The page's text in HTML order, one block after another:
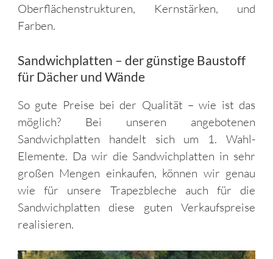
Oberflächenstrukturen, Kernstärken, und
Farben.
Sandwichplatten – der günstige Baustoff
für Dächer und Wände
So gute Preise bei der Qualität – wie ist das
möglich? Bei unseren angebotenen
Sandwichplatten handelt sich um 1. Wahl-
Elemente. Da wir die Sandwichplatten in sehr
großen Mengen einkaufen, können wir genau
wie für unsere Trapezbleche auch für die
Sandwichplatten diese guten Verkaufspreise
realisieren.